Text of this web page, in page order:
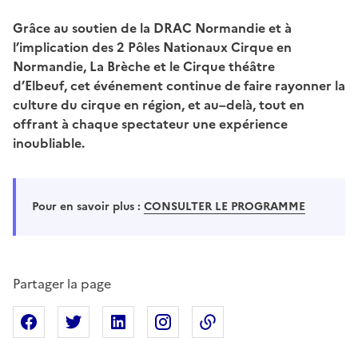
Grâce au soutien de la DRAC Normandie et à
l’implication des 2 Pôles Nationaux Cirque en
Normandie, La Brèche et le Cirque théâtre
d’Elbeuf, cet événement continue de faire rayonner la
culture du cirque en région, et au–delà, tout en
offrant à chaque spectateur une expérience
inoubliable.
Pour en savoir plus : CONSULTER LE PROGRAMME
Partager la page
Partager sur Facebook
Partager sur XPartager sur Linkedin
Partager sur Instagram